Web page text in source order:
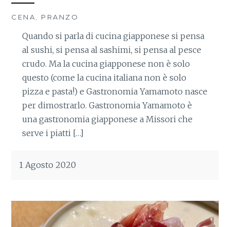
CENA, PRANZO
Quando si parla di cucina giapponese si pensa
al sushi, si pensa al sashimi, si pensa al pesce
crudo. Ma la cucina giapponese non è solo
questo (come la cucina italiana non è solo
pizza e pasta!) e Gastronomia Yamamoto nasce
per dimostrarlo. Gastronomia Yamamoto è
una gastronomia giapponese a Missori che
serve i piatti […]
1 Agosto 2020